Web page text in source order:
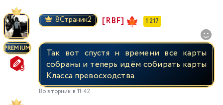
PREMIUM
8Страник2 [RBF] 1 217
Так вот спустя н времени все карты
собраны и теперь идём собирать карты
Класса превосходства.
Во вторник в 11:42